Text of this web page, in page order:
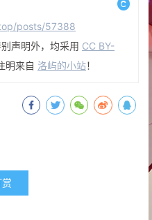
posts/57388
声明外，均采用 CC BY-
明来自 洛屿的小站！